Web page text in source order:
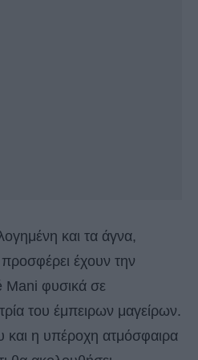
και τα άγνα,
έχουν την
Mani φυσικά σε
του έμπειρων μαγείρων.
και η υπέροχη ατμόσφαιρα